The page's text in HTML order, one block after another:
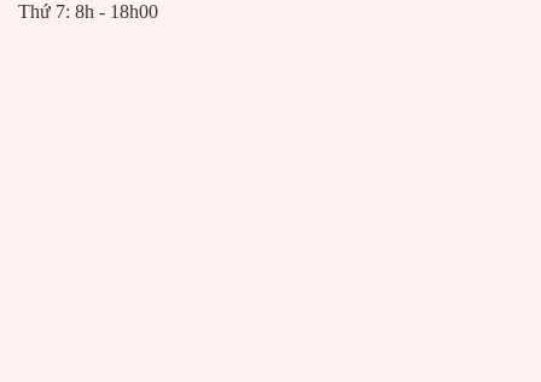
Thứ 7: 8h - 18h00